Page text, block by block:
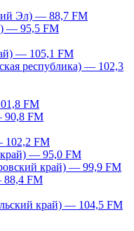
Эл) — 88,7 FM
— 95,5 FM
— 105,1 FM
республика) — 102,3
FM
90,8 FM
102,2 FM
край) — 95,0 FM
край) — 99,9 FM
88,4 FM
край) — 104,5 FM